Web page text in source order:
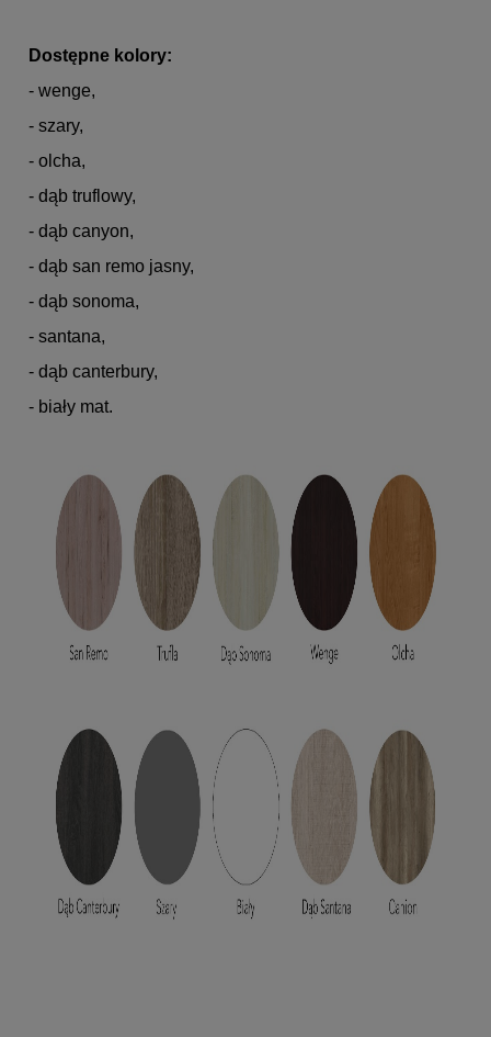
Dostępne kolory:
- wenge,
- szary,
- olcha,
- dąb truflowy,
- dąb canyon,
- dąb san remo jasny,
- dąb sonoma,
- santana,
- dąb canterbury,
- biały mat.